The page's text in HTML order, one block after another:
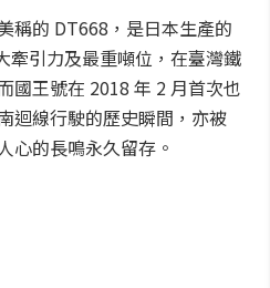
稱的 DT668，是日本生產的
牽引力及最重噸位，在臺灣鐵
國王號在 2018 年 2 月首次也
迴線行駛的歷史瞬間，亦被
心的長鳴永久留存。